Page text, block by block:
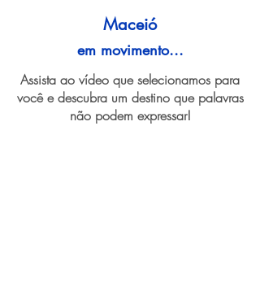
Maceió
em movimento...
Assista ao vídeo que selecionamos para
você e descubra um destino que palavras
não podem expressar!